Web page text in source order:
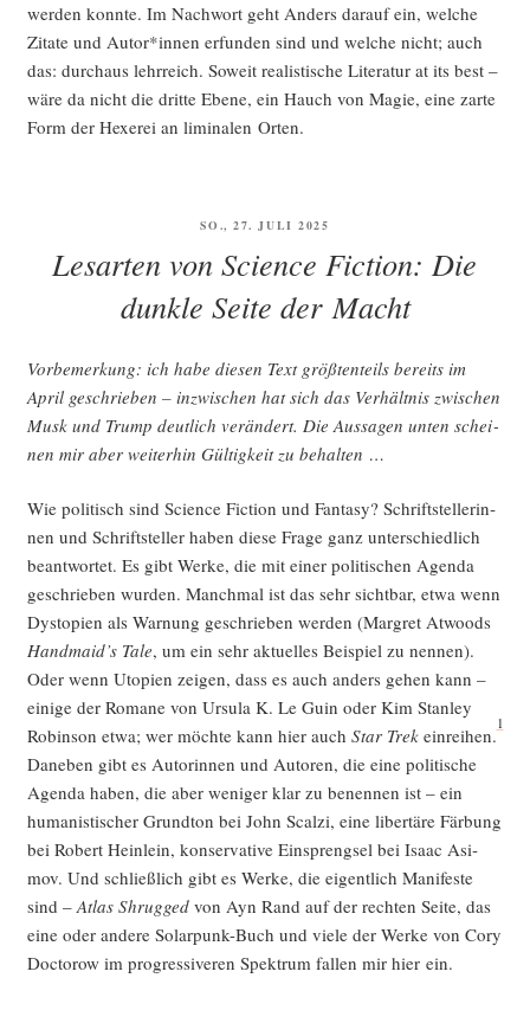
wer­den konn­te. Im Nach­wort geht Anders dar­auf ein, wel­che
Zita­te und Autor*innen erfun­den sind und wel­che nicht; auch
das: durch­aus lehr­reich. Soweit rea­lis­ti­sche Lite­ra­tur at its best –
wäre da nicht die drit­te Ebe­ne, ein Hauch von Magie, eine zar­te
Form der Hexe­rei an limi­na­len Orten.
VERÖFFENTLICHT
SO., 27. JULI 2025
Lesarten von Science Fiction: Die
dunkle Seite der Macht
Vor­be­mer­kung: ich habe die­sen Text größ­ten­teils bereits im
April geschrie­ben – inzwi­schen hat sich das Ver­hält­nis zwi­schen
Musk und Trump deut­lich ver­än­dert. Die Aus­sa­gen unten schei­
nen mir aber wei­ter­hin Gül­tig­keit zu behalten …
Wie poli­tisch sind Sci­ence Fic­tion und Fan­ta­sy? Schrift­stel­le­rin­
nen und Schrift­stel­ler haben die­se Fra­ge ganz unter­schied­lich
beant­wor­tet. Es gibt Wer­ke, die mit einer poli­ti­schen Agen­da
geschrie­ben wur­den. Manch­mal ist das sehr sicht­bar, etwa wenn
Dys­to­pien als War­nung geschrie­ben wer­den (Mar­gret Atwoods
Handmaid’s Tale, um ein sehr aktu­el­les Bei­spiel zu nen­nen).
Oder wenn Uto­pien zei­gen, dass es auch anders gehen kann –
eini­ge der Roma­ne von Ursu­la K. Le Guin oder Kim Stan­ley
Robin­son etwa; wer möch­te kann hier auch Star Trekein­rei­hen.
1
Dane­ben gibt es Autorin­nen und Autoren, die eine poli­ti­sche
Agen­da haben, die aber weni­ger klar zu benen­nen ist – ein
huma­nis­ti­scher Grund­ton bei John Scal­zi, eine liber­tä­re Fär­bung
bei Robert Hein­lein, kon­ser­va­ti­ve Ein­spreng­sel bei Isaac Asi­
mov. Und schließ­lich gibt es Wer­ke, die eigent­lich Mani­fes­te
sind –Atlas Shrug­gedvon Ayn Rand auf der rech­ten Sei­te, das
eine oder ande­re Solar­punk-Buch und vie­le der Wer­ke von Cory
Doc­to­row im pro­gres­si­ve­ren Spek­trum fal­len mir hier ein.